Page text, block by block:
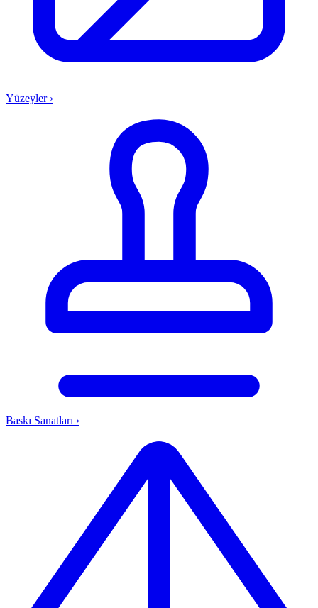
Yüzeyler ›
Baskı Sanatları ›